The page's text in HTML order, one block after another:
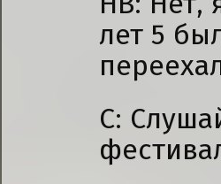
лет 5
С: